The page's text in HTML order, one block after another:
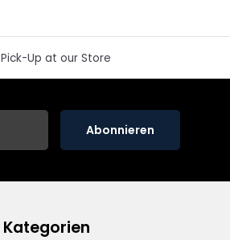
Pick-Up at our Store
Abonnieren
Kategorien